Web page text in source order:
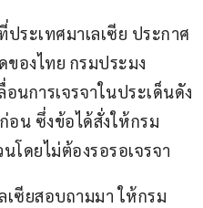
ระเทศมาเลเซีย ประกาศ
ของไทย กรมประมง
อนการเจรจาในประเด็นดัง
อน ซึ่งข้อได้สั่งให้กรม
โดยไม่ต้องรอรอเจรจา
เซียสอบถามมา ให้กรม